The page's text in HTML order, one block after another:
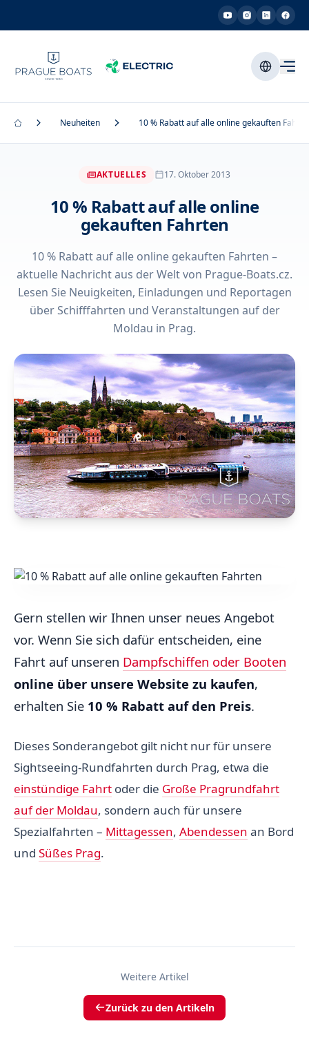
Neuheiten 10 % Rabatt auf alle online gekauften
AKTUELLES 17. Oktober 2013
10 % Rabatt auf alle online
gekauften Fahrten
10 % Rabatt auf alle online gekauften Fahrten –
aktuelle Nachricht aus der Welt von Prague-Boats.cz.
Lesen Sie Neuigkeiten, Einladungen und Reportagen
über Schifffahrten und Veranstaltungen auf der
Moldau in Prag.
Gern stellen wir Ihnen unser neues Angebot
vor. Wenn Sie sich dafür entscheiden, eine
Fahrt auf unseren Dampfschiffen oder Booten
online über unsere Website zu kaufen,
erhalten Sie 10 % Rabatt auf den Preis.
Dieses Sonderangebot gilt nicht nur für unsere
Sightseeing-Rundfahrten durch Prag, etwa die
einstündige Fahrt oder die Große Pragrundfahrt
auf der Moldau, sondern auch für unsere
Spezialfahrten – Mittagessen, Abendessen an Bord
und Süßes Prag.
Weitere Artikel
Zurück zu den Artikeln